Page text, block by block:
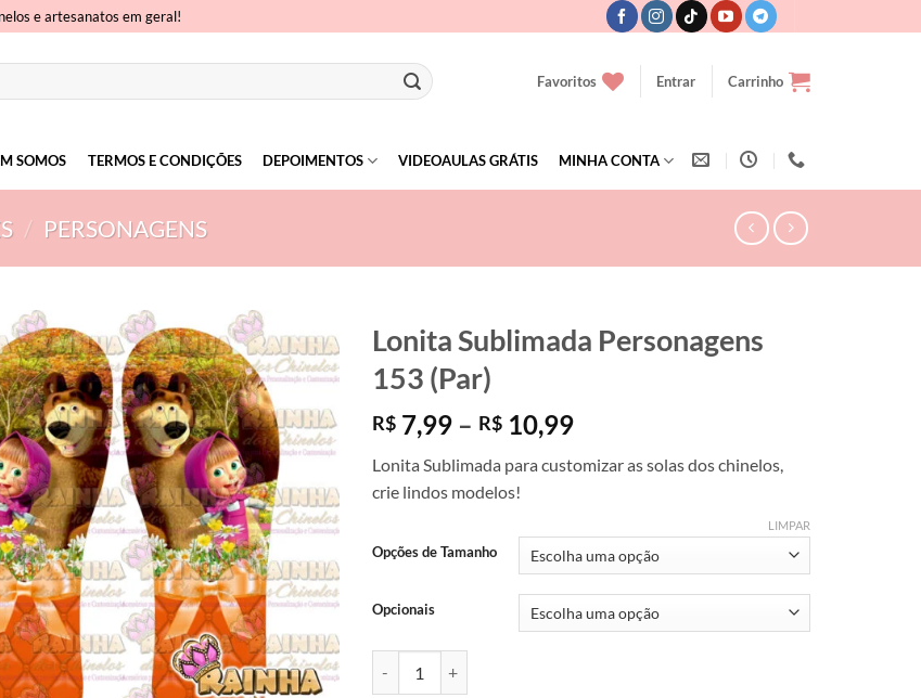
e artesanatos em geral!
Favoritos Entrar Carrinho
SOMOS TERMOS E CONDIÇÕES DEPOIMENTOS VIDEOAULAS GRÁTIS MINHA CONTA
/ PERSONAGENS
Lonita Sublimada Personagens
153 (Par)
R$7,99 – R$10,99Faixa
preço:
R$ 10,99
Lonita Sublimada para customizar as solas dos chinelos,
crie lindos modelos!
Opções de Tamanho
Opcionais
LIMPAR